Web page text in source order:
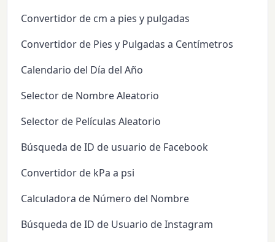
Convertidor de cm a pies y pulgadas
Convertidor de Pies y Pulgadas a Centímetros
Calendario del Día del Año
Selector de Nombre Aleatorio
Selector de Películas Aleatorio
Búsqueda de ID de usuario de Facebook
Convertidor de kPa a psi
Calculadora de Número del Nombre
Búsqueda de ID de Usuario de Instagram